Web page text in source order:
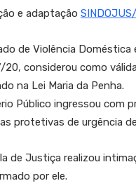
e adaptação
de Violência
20, considerou como
na Lei Maria da Penha.
Público ingressou com
protetivas de urgência
de Justiça realizou
por ele.